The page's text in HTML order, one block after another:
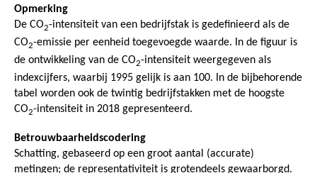
Opmerking
De CO2-intensiteit van een bedrijfstak is gedefinieerd als de
CO2-emissie per eenheid toegevoegde waarde. In de figuur is
de ontwikkeling van de CO2-intensiteit weergegeven als
indexcijfers, waarbij 1995 gelijk is aan 100. In de bijbehorende
tabel worden ook de twintig bedrijfstakken met de hoogste
CO2-intensiteit in 2018 gepresenteerd.
Betrouwbaarheidscodering
Schatting, gebaseerd op een groot aantal (accurate)
metingen; de representativiteit is grotendeels gewaarborgd.